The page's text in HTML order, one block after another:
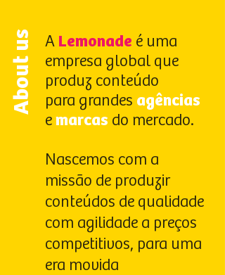
A Lemonade é uma
empresa global que
produz conteúdo
para grandes agências
e marcas do mercado.
Nascemos com a
missão de produzir
conteúdos de qualidade
com agilidade a preços
competitivos, para uma
era movida
About us